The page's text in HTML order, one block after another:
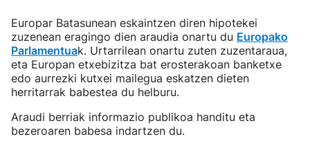
Europar Batasunean eskaintzen diren hipotekei
zuzenean eragingo dien araudia onartu du Europako
Parlamentuak. Urtarrilean onartu zuten zuzentaraua,
eta Europan etxebizitza bat erosterakoan banketxe
edo aurrezki kutxei mailegua eskatzen dieten
herritarrak babestea du helburu.
Araudi berriak informazio publikoa handitu eta
bezeroaren babesa indartzen du.